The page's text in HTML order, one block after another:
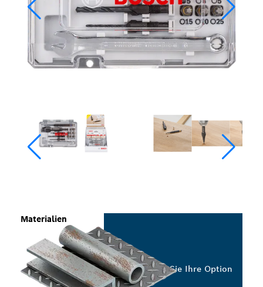
Materialien
Wählen Sie Ihre Option